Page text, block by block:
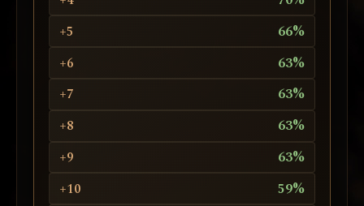
+5
66%
+6
63%
+7
63%
+8
63%
+9
63%
+10
59%